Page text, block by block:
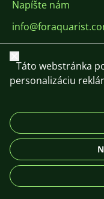
Napíšte nám
+420 603 449 602
Zavrieť
Táto webstránka
personalizáciu